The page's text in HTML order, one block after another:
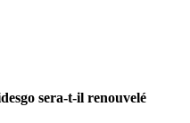
sera-t-il renouvelé